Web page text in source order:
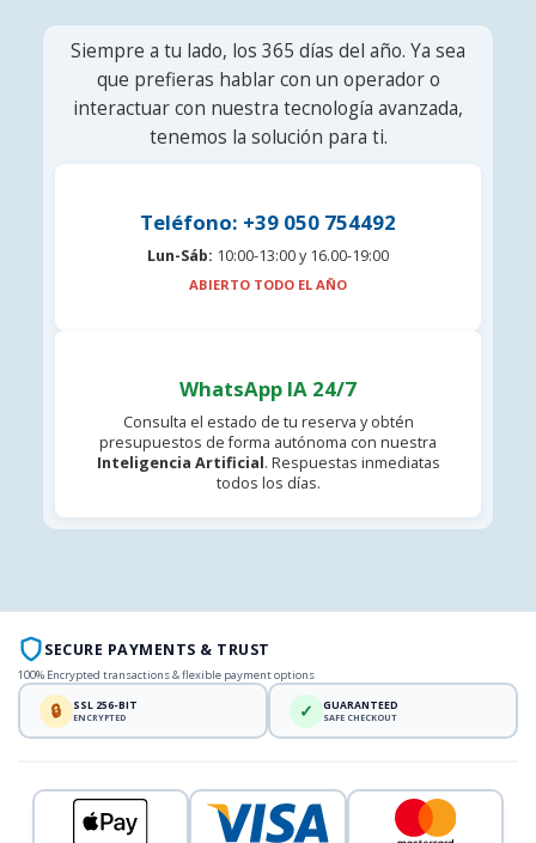
Siempre a tu lado, los 365 días del año. Ya sea
que prefieras hablar con un operador o
interactuar con nuestra tecnología avanzada,
tenemos la solución para ti.
Teléfono: +39 050 754492
Lun-Sáb: 10:00-13:00 y 16.00-19:00
ABIERTO TODO EL AÑO
WhatsApp IA 24/7
Consulta el estado de tu reserva y obtén
presupuestos de forma autónoma con nuestra
Inteligencia Artificial. Respuestas inmediatas
todos los días.
SECURE PAYMENTS & TRUST
100% Encrypted transactions & flexible payment options
🔒 SSL 256-BIT
ENCRYPTED ✓ GUARANTEED
SAFE CHECKOUT